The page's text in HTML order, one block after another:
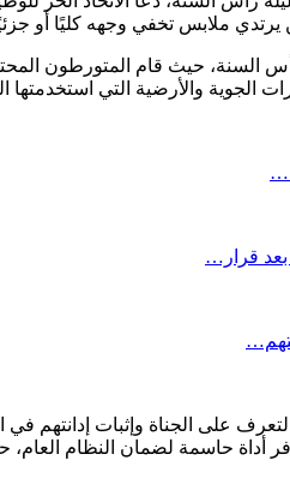
السنة، حيث قام المتورطون
الجوية والأرضية التي
بعد قرار…
التعرف على الجناة وإثبات
أداة حاسمة لضمان النظام